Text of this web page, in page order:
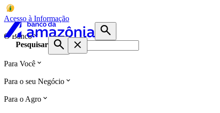
Acesso à Informação
O Banco
Pesquisar
Para Você
Para o seu Negócio
Para o Agro